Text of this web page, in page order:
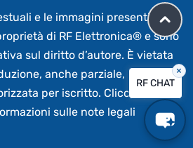
e le immagini presenti su
di RF Elettronica® e sono
sul diritto d’autore. È vietata
anche parziale, non
per iscritto. Clicca qui per
sulle note legali
RF CHAT
×